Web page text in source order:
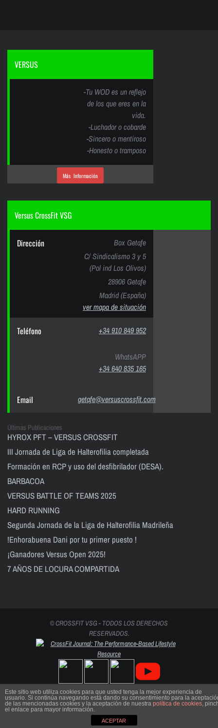
VERSUS
-Tu WOD es un reflejo
de los que eres en la
vida.
-Luchador o cobarde
-Sincero o mentiroso
-Honesto o tramposo
Más Información
Versus CrossFit VSG
Dirección
Box Getafe
C/ Sindicalismo 3 y 5
(Pol ind Los Olivos)
28906 Getafe
Madrid (España)
ver mapa de situación
Teléfono +34 910 849 952
WhatsAPP
+34 640 835 165
Email getafe@versuscrossfit.com
Últimas Publicaciones
HYROX PFT – VERSUS CROSSFIT
III Jornada de Liga de Halterofilia completada
Formación en RCP y uso del desfibrilador (DESA).
BARBACOA
VERSUS BATTLE OF TEAMS 2025
HARD RUNNING
Segunda Jornada de la Liga de Halterofilia Madrileña
!Enhorabuena Dani por tu primer puesto !
¡Ganadores Versus Open 2025!
7 AÑOS DE LOCURA COMPARTIDA
© CROSSFIT VSG - TODOS LOS DERECHOS
RESERVADOS.
Este sitio web utiliza cookies para que usted tenga la mejor experiencia de
usuario. Si continúa navegando está dando su consentimiento para la
de las mencionadas cookies y la aceptación de nuestra política de cookies,
el enlace para mayor información.
ACEPTAR